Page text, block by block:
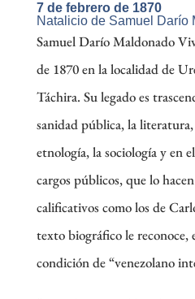
7 de febrero de 1870
Natalicio de Samuel Darío
Samuel Darío Maldonado
de 1870 en la localidad de
Táchira. Su legado es
sanidad pública, la
etnología, la sociología y en
cargos públicos, que lo
calificativos como los de
texto biográfico le
condición de “venezolano